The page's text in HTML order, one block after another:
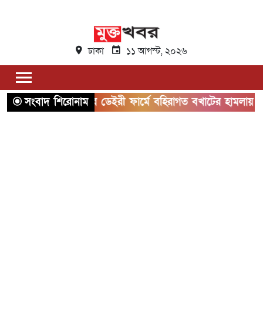
ঢাকা ১১ আগস্ট, ২০২৬
সংবাদ শিরোনাম
সাভার ডেইরী ফার্মে বহিরাগত বখাটের হামলায় এক